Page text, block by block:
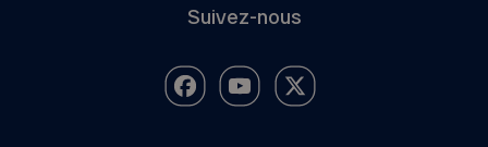
Suivez-nous